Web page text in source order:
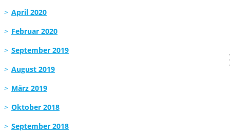
April 2020
Februar 2020
September 2019
August 2019
März 2019
Oktober 2018
September 2018